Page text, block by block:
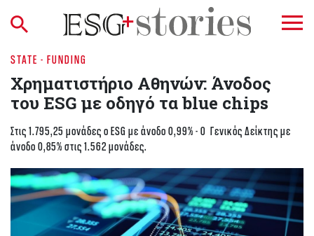
STATE - FUNDING
Χρηματιστήριο Aθηνών: Άνοδος
του ESG με οδηγό τα blue chips
Στις 1.795,25 μονάδες ο ESG με άνοδο 0,99% - Ο Γενικός Δείκτης με
άνοδο 0,85% στις 1.562 μονάδες.